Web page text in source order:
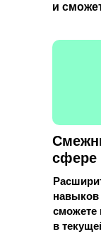
сфере
навыков
сможете
в
и
в